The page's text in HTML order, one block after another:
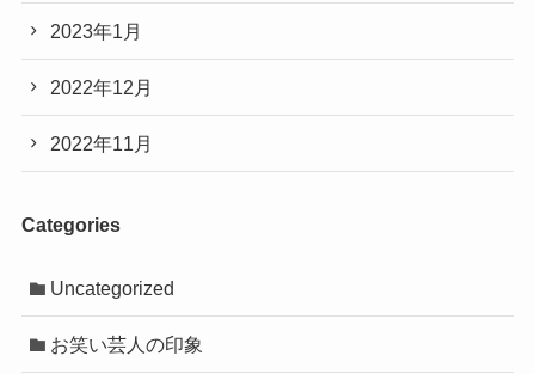
2023年1月
2022年12月
2022年11月
Categories
Uncategorized
お笑い芸人の印象